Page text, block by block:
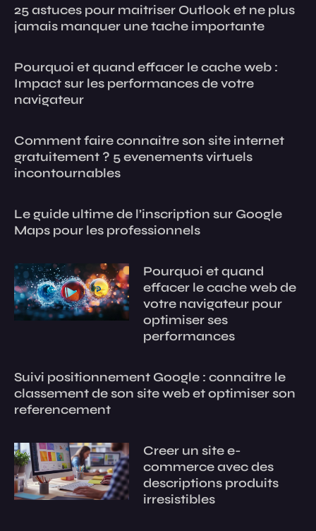
25 astuces pour maitriser Outlook et ne plus
jamais manquer une tache importante
Pourquoi et quand effacer le cache web :
Impact sur les performances de votre
navigateur
Comment faire connaitre son site internet
gratuitement ? 5 evenements virtuels
incontournables
Le guide ultime de l’inscription sur Google
Maps pour les professionnels
Pourquoi et quand
effacer le cache web de
votre navigateur pour
optimiser ses
performances
Suivi positionnement Google : connaitre le
classement de son site web et optimiser son
referencement
Creer un site e-
commerce avec des
descriptions produits
irresistibles